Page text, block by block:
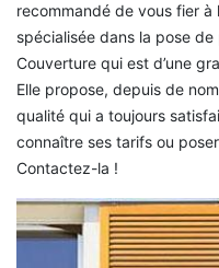
recommandé de vous fier à
spécialisée dans la pose
Couverture qui est d’une
Elle propose, depuis de
qualité qui a toujours
connaître ses tarifs ou
Contactez-la !